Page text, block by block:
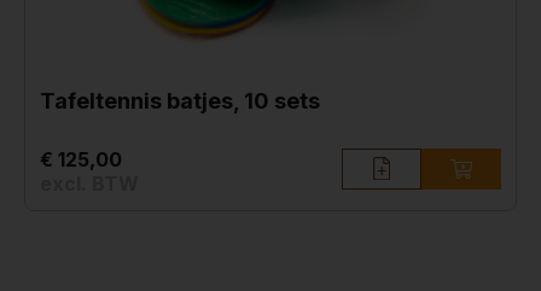
Tafeltennis batjes, 10 sets
€ 125,00